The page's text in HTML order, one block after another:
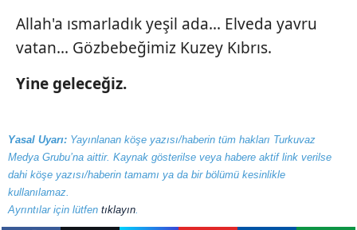
Allah'a ısmarladık yeşil ada... Elveda yavru
vatan... Gözbebeğimiz Kuzey Kıbrıs.
Yine geleceğiz.
Yasal Uyarı: Yayınlanan köşe yazısı/haberin tüm hakları Turkuvaz
Medya Grubu’na aittir. Kaynak gösterilse veya habere aktif link verilse
dahi köşe yazısı/haberin tamamı ya da bir bölümü kesinlikle
kullanılamaz.
Ayrıntılar için lütfen tıklayın.